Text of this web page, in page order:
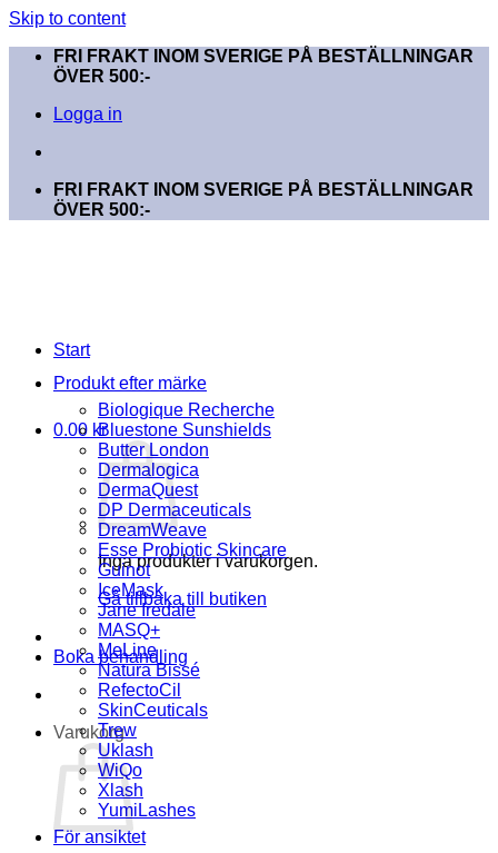
Skip to content
FRI FRAKT INOM SVERIGE PÅ BESTÄLLNINGAR
ÖVER 500:-
Logga in
FRI FRAKT INOM SVERIGE PÅ BESTÄLLNINGAR
ÖVER 500:-
0.00 kr
Inga produkter i varukorgen.
Gå tillbaka till butiken
Boka behandling
Varukorg
Start
Produkt efter märke
Biologique Recherche
Bluestone Sunshields
Butter London
Dermalogica
DermaQuest
DP Dermaceuticals
DreamWeave
Esse Probiotic Skincare
Guinot
IceMask
Jane Iredale
MASQ+
MeLine
Natura Bissé
RefectoCil
SkinCeuticals
Trew
Uklash
WiQo
Xlash
YumiLashes
För ansiktet